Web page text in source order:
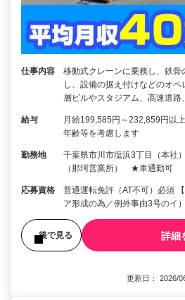
仕事内容
移動式クレーンに乗務し、鉄
し、設備の据え付けなどのオ
層ビルやスタジアム、高速道
給与
月給199,585円～232,859円
年齢等を考慮します
勤務地
千葉県市川市塩浜3丁目（本社
（那珂営業所） ★車通勤可
応募資格
普通運転免許（AT不可）必須
ア形成の為／例外事由3号のイ
後で見る 詳細
更新日： 2026/